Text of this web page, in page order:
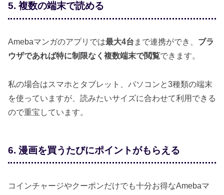
5. 複数の端末で読める
Amebaマンガのアプリでは最大4台 まで連携ができ、 ブラ
ウザであれば特に制限なく複数端末で閲覧できます。
私の場合はスマホとタブレット、パソコンと3種類の端末
を使っていますが、読みたいサイズに合わせて利用できる
ので重宝しています。
6. 漫画を買うたびにポイントがもらえる
コインチャージやクーポンだけでも十分お得なAmebaマ